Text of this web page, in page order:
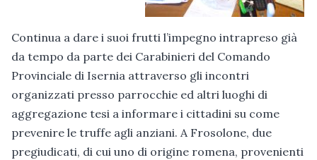
Continua a dare i suoi frutti l’impegno intrapreso già
da tempo da parte dei Carabinieri del Comando
Provinciale di Isernia attraverso gli incontri
organizzati presso parrocchie ed altri luoghi di
aggregazione tesi a informare i cittadini su come
prevenire le truffe agli anziani. A Frosolone, due
pregiudicati, di cui uno di origine romena, provenienti